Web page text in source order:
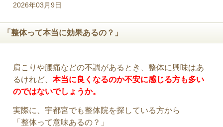
2026年03月9日
「整体って本当に効果あるの？」
肩こりや腰痛などの不調があるとき、整体に興味はあ
るけれど、 本当に良くなるのか不安に感じる方も多い
のではないでしょうか。
実際に、宇都宮でも整体院を探している方から
「整体って意味あるの？」